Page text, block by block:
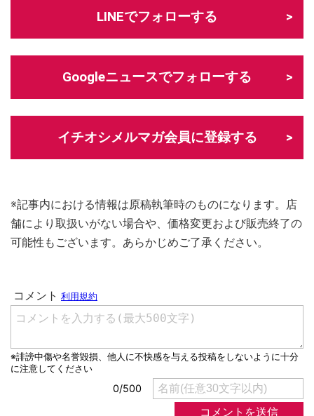
LINEでフォローする
Googleニュースでフォローする
イチオシメルマガ会員に登録する
※記事内における情報は原稿執筆時のものになります。店
舗により取扱いがない場合や、価格変更および販売終了の
可能性もございます。あらかじめご了承ください。